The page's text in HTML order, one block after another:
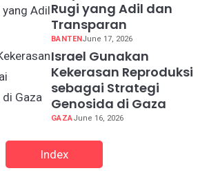
Rugi yang Adil dan
Transparan
BANTENJune 17, 2026
Israel Gunakan
Kekerasan Reproduksi
sebagai Strategi
Genosida di Gaza
GAZAJune 16, 2026
Index